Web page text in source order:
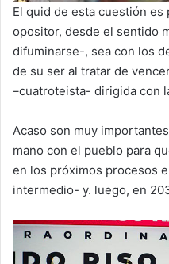
El quid de esta cuestión
opositor, desde el sentido
difuminarse-, sea con los
de su ser al tratar de
–cuatroteista- dirigida con
Acaso son muy
mano con el pueblo para
en los próximos procesos
intermedio- y. luego, en